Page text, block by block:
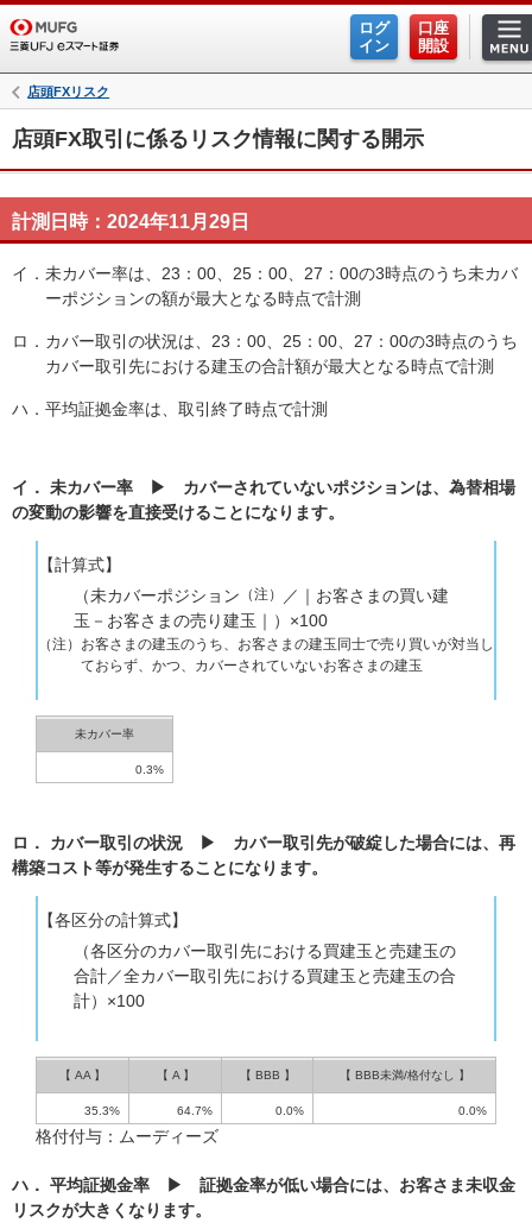
商品・サービス
信用取引
プチ株
投資信託
FX
債券
NISA
ポイント
はじめての方へ
お客様サポート
企業・開示情報
ログ
イン
口座
開設
店頭FXリスク
店頭FX取引に係るリスク情報に関する開示
計測日時：2024年11月29日
イ． 未カバー率は、23：00、25：00、27：00の3時点のうち未カバ
ーポジションの額が最大となる時点で計測
ロ． カバー取引の状況は、23：00、25：00、27：00の3時点のうち
カバー取引先における建玉の合計額が最大となる時点で計測
ハ． 平均証拠金率は、取引終了時点で計測
イ． 未カバー率 ▶ カバーされていないポジションは、為替相場
の変動の影響を直接受けることになります。
【計算式】
（未カバーポジション （注）
／｜お客さまの買い建
玉－お客さまの売り建玉｜）×100
（注） お客さまの建玉のうち、お客さまの建玉同士で売り買いが対当し
ておらず、かつ、カバーされていないお客さまの建玉
未カバー率
0.3%
ロ． カバー取引の状況 ▶ カバー取引先が破綻した場合には、再
構築コスト等が発生することになります。
【各区分の計算式】
（各区分のカバー取引先における買建玉と売建玉の
合計／全カバー取引先における買建玉と売建玉の合
計）×100
【 AA 】 【 A 】 【 BBB 】 【 BBB未満/格付なし 】
35.3% 64.7% 0.0% 0.0%
格付付与：ムーディーズ
ハ． 平均証拠金率 ▶ 証拠金率が低い場合には、お客さま未収金
リスクが大きくなります。